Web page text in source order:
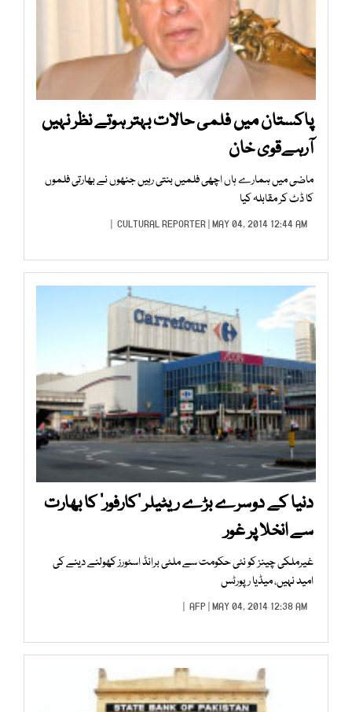
پاکستان میں فلمی حالات بہتر ہوتے نظر نہیں
آرہےقوی خان
ماضی میں ہمارے ہاں اچھی فلمیں بنتی رہیں جنھوں نے بھارتی فلموں
کا ڈٹ کر مقابلہ کیا
CULTURAL REPORTER| MAY 04, 2014 12:44 AM |
دنیا کے دوسرے بڑے ریٹیلر ’کارفور‘ کا بھارت
سے انخلا پر غور
غیرملکی چینز کو نئی حکومت سے ملٹی برانڈ اسٹورز کھولنے دینے کی
امید نہیں، میڈیا رپورٹس
AFP| MAY 04, 2014 12:38 AM |